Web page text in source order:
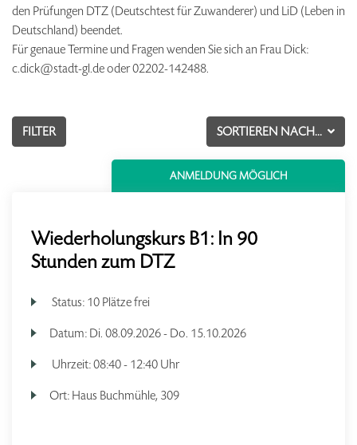
den Prüfungen DTZ (Deutschtest für Zuwanderer) und LiD (Leben in
Deutschland) beendet.
Für genaue Termine und Fragen wenden Sie sich an Frau Dick:
c.dick@stadt-gl.de oder 02202-142488.
SORTIEREN NACH...
FILTER
ANMELDUNG MÖGLICH
Wiederholungskurs B1: In 90
Stunden zum DTZ
Status: 10 Plätze frei
Datum: Di. 08.09.2026 - Do. 15.10.2026
Uhrzeit:08:40 - 12:40 Uhr
Ort: Haus Buchmühle, 309